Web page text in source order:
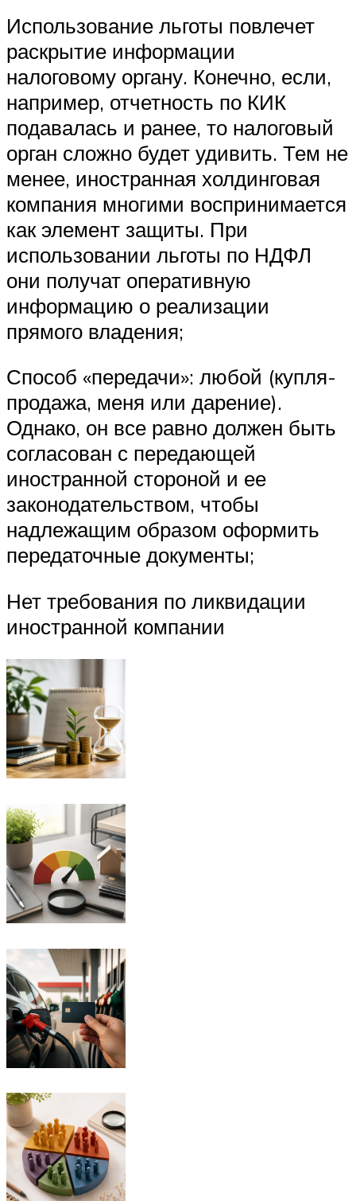
Использование льготы повлечет
раскрытие информации
налоговому органу. Конечно, если,
например, отчетность по КИК
подавалась и ранее, то налоговый
орган сложно будет удивить. Тем не
менее, иностранная холдинговая
компания многими воспринимается
как элемент защиты. При
использовании льготы по НДФЛ
они получат оперативную
информацию о реализации
прямого владения;
Способ «передачи»: любой (купля-
продажа, меня или дарение).
Однако, он все равно должен быть
согласован с передающей
иностранной стороной и ее
законодательством, чтобы
надлежащим образом оформить
передаточные документы;
Нет требования по ликвидации
иностранной компании